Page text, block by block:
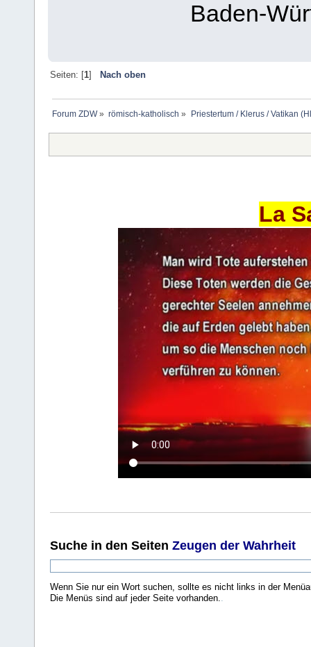
Baden-
Seiten: [1] Nach oben
Forum ZDW» römisch-katholisch » Priestertum / Klerus / Vatikan
La
Suche in den Seiten Zeugen der Wahrheit
Wenn Sie nur ein Wort suchen, sollte es nicht links in der
Die Menüs sind auf jeder Seite vorhanden..